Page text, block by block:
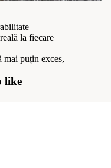
la fiecare
mai puțin exces,
like